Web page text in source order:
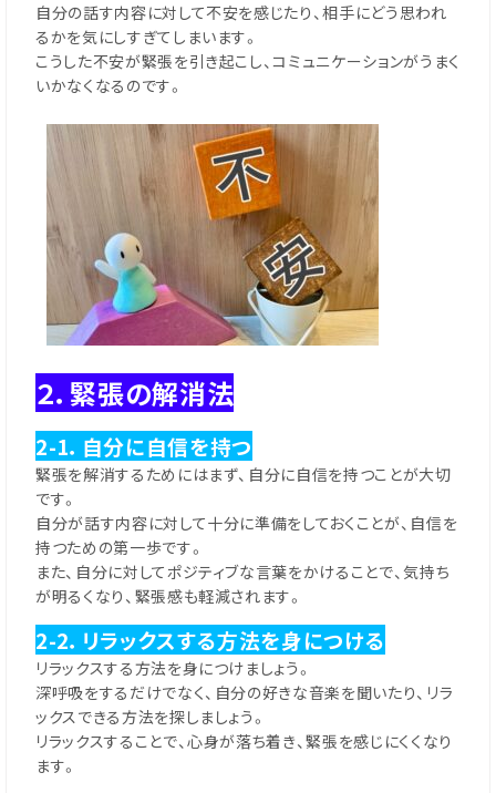
自分の話す内容に対して不安を感じたり、相手にどう思われ
るかを気にしすぎてしまいます。
こうした不安が緊張を引き起こし、コミュニケーションがうまく
いかなくなるのです。
２．緊張の解消法
2-1．自分に自信を持つ
緊張を解消するためにはまず、自分に自信を持つことが大切
です。
自分が話す内容に対して十分に準備をしておくことが、自信を
持つための第一歩です。
また、自分に対してポジティブな言葉をかけることで、気持ち
が明るくなり、緊張感も軽減されます。
2-2．リラックスする方法を身につける
リラックスする方法を身につけましょう。
深呼吸をするだけでなく、自分の好きな音楽を聞いたり、リラ
ックスできる方法を探しましょう。
リラックスすることで、心身が落ち着き、緊張を感じにくくなり
ます。